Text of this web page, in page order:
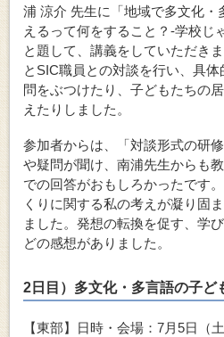
浦 涼介 先生に「地域で多文化・
えるって何をすること？‐学校じ
と題して、講義をしていただき
とSIC職員との対談を行い、具
問をぶつけたり、子どもたちの
えたりしました。
参加者からは、「対談形式の研
や疑問が聞け、南浦先生からも
での回答がおもしろかったです
くりに関する私の考えが凝り固
ました。発想の転換を促す、学
どの感想がありました。
2日目）多文化・多言語の子ど
【東部】日時・会場：7月5日